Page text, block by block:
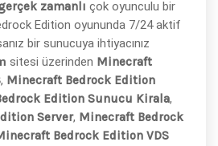
zamanlı çok oyunculu bir
Edition oyununda 7/24 aktif
bir sunucuya ihtiyacınız
sitesi üzerinden Minecraft
, Minecraft Bedrock Edition
Edition Sunucu Kirala,
Server, Minecraft Bedrock
Bedrock Edition VDS